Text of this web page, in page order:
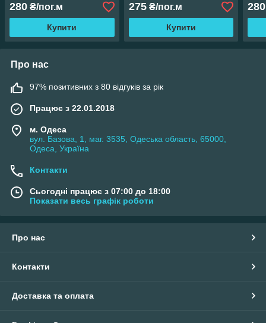
280 ₴/пог.м
Купити
275₴/пог.м
Купити
280
Про нас
97% позитивних з 80 відгуків за рік
Працює з 22.01.2018
м. Одеса
вул. Базова, 1, маг. 3535, Одеська область, 65000,
Одеса, Україна
Контакти
Сьогодні працює з 07:00 до 18:00
Показати весь графік роботи
Про нас
Контакти
Доставка та оплата